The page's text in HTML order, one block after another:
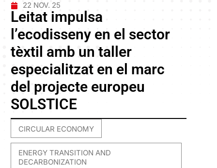
22 NOV. 25
Leitat impulsa
l’ecodisseny en el sector
tèxtil amb un taller
especialitzat en el marc
del projecte europeu
SOLSTICE
CIRCULAR ECONOMY
ENERGY TRANSITION AND
DECARBONIZATION